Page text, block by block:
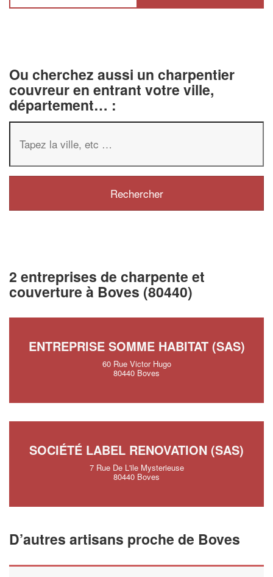
Ou cherchez aussi un charpentier
couvreur en entrant votre ville,
département… :
2 entreprises de charpente et
couverture à Boves (80440)
ENTREPRISE SOMME HABITAT (SAS)
60 Rue Victor Hugo
80440 Boves
SOCIÉTÉ LABEL RENOVATION (SAS)
7 Rue De L'ile Mysterieuse
80440 Boves
D’autres artisans proche de Boves